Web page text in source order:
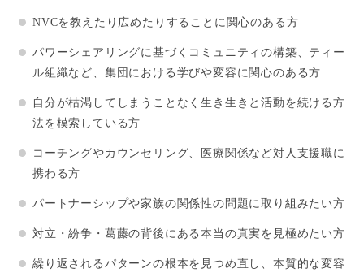
NVCを教えたり広めたりすることに関心のある方
パワーシェアリングに基づくコミュニティの構築、ティー
ル組織など、集団における学びや変容に関心のある方
自分が枯渇してしまうことなく生き生きと活動を続ける方
法を模索している方
コーチングやカウンセリング、医療関係など対人支援職に
携わる方
パートナーシップや家族の関係性の問題に取り組みたい方
対立・紛争・葛藤の背後にある本当の真実を見極めたい方
繰り返されるパターンの根本を見つめ直し、本質的な変容